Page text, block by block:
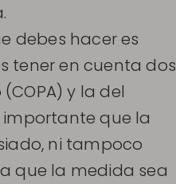
debes hacer es
tener en cuenta dos
y la del
importante que la
ni tampoco
que la medida sea